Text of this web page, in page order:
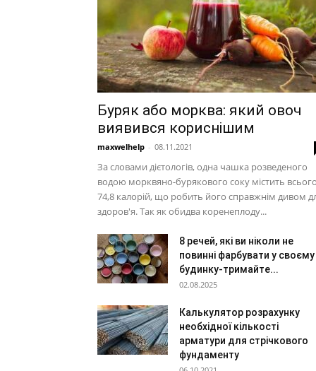
Буряк або морква: який овоч
виявився кориснішим
maxwelhelp - 08.11.2021
За словами дієтологів, одна чашка розведеного
водою морквяно-бурякового соку містить всього
74,8 калорій, що робить його справжнім дивом
здоров'я. Так як обидва коренеплоду...
8 речей, які ви ніколи не
повинні фарбувати у своєму
будинку-тримайте...
02.08.2025
Калькулятор розрахунку
необхідної кількості
арматури для стрічкового
фундаменту